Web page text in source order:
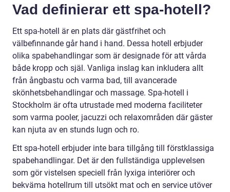
Vad definierar ett spa-hotell?
Ett spa-hotell är en plats där gästfrihet och
välbefinnande går hand i hand. Dessa hotell erbjuder
olika spabehandlingar som är designade för att vårda
både kropp och själ. Vanliga inslag kan inkludera allt
från ångbastu och varma bad, till avancerade
skönhetsbehandlingar och massage. Spa-hotell i
Stockholm är ofta utrustade med moderna faciliteter
som varma pooler, jacuzzi och relaxområden där gäster
kan njuta av en stunds lugn och ro.
Ett spa-hotell erbjuder inte bara tillgång till förstklassiga
spabehandlingar. Det är den fullständiga upplevelsen
som gör vistelsen speciell från lyxiga interiörer och
bekväma hotellrum till utsökt mat och en service utöver